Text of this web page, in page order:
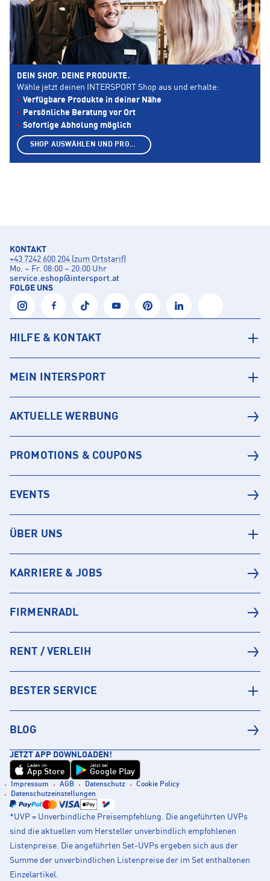
DEIN SHOP. DEINE PRODUKTE.
Wähle jetzt deinen INTERSPORT Shop aus und erhalte:
Verfügbare Produkte in deiner Nähe
Persönliche Beratung vor Ort
Sofortige Abholung möglich
SHOP AUSWÄHLEN UND PRODUKTE ANZEIGEN
KONTAKT
+43 7242 600 204 (zum Ortstarif)
Mo. – Fr. 08:00 – 20:00 Uhr
service.eshop@intersport.at
FOLGE UNS
HILFE & KONTAKT
MEIN INTERSPORT
AKTUELLE WERBUNG
PROMOTIONS & COUPONS
EVENTS
ÜBER UNS
KARRIERE & JOBS
FIRMENRADL
RENT / VERLEIH
BESTER SERVICE
BLOG
JETZT APP DOWNLOADEN!
Laden im
App Store
Jetzt bei
Google Play
Impressum AGB Datenschutz
Cookie Policy
Datenschutzeinstellungen
*UVP = Unverbindliche Preisempfehlung. Die angeführten UVPs
sind die aktuellen vom Hersteller unverbindlich empfohlenen
Listenpreise. Die angeführten Set-UVPs ergeben sich aus der
Summe der unverbindlichen Listenpreise der im Set enthaltenen
Einzelartikel.